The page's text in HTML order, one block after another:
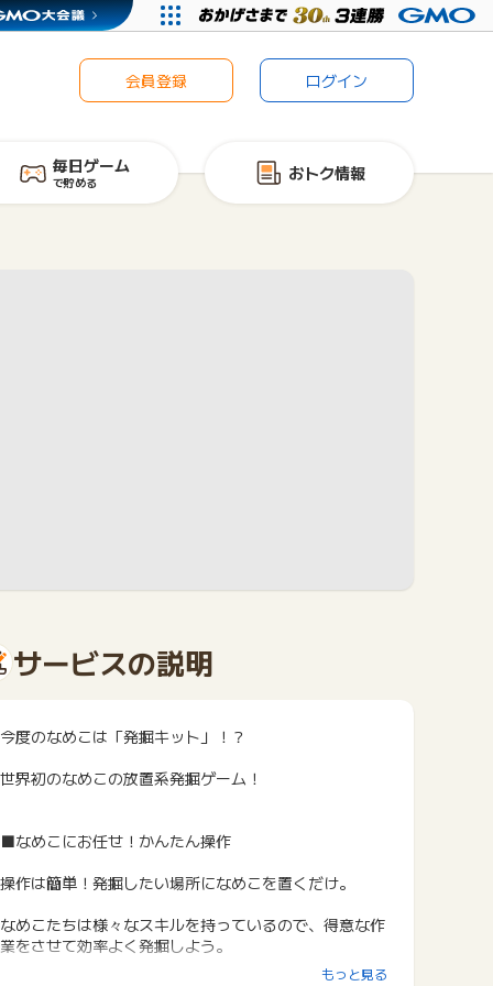
会員登録 ログイン
毎日ゲーム
で貯める おトク情報
サービスの説明
今度のなめこは「発掘キット」！？
世界初のなめこの放置系発掘ゲーム！
■なめこにお任せ！かんたん操作
操作は簡単！発掘したい場所になめこを置くだけ。
なめこたちは様々なスキルを持っているので、得意な作
業をさせて効率よく発掘しよう。
もっと見る